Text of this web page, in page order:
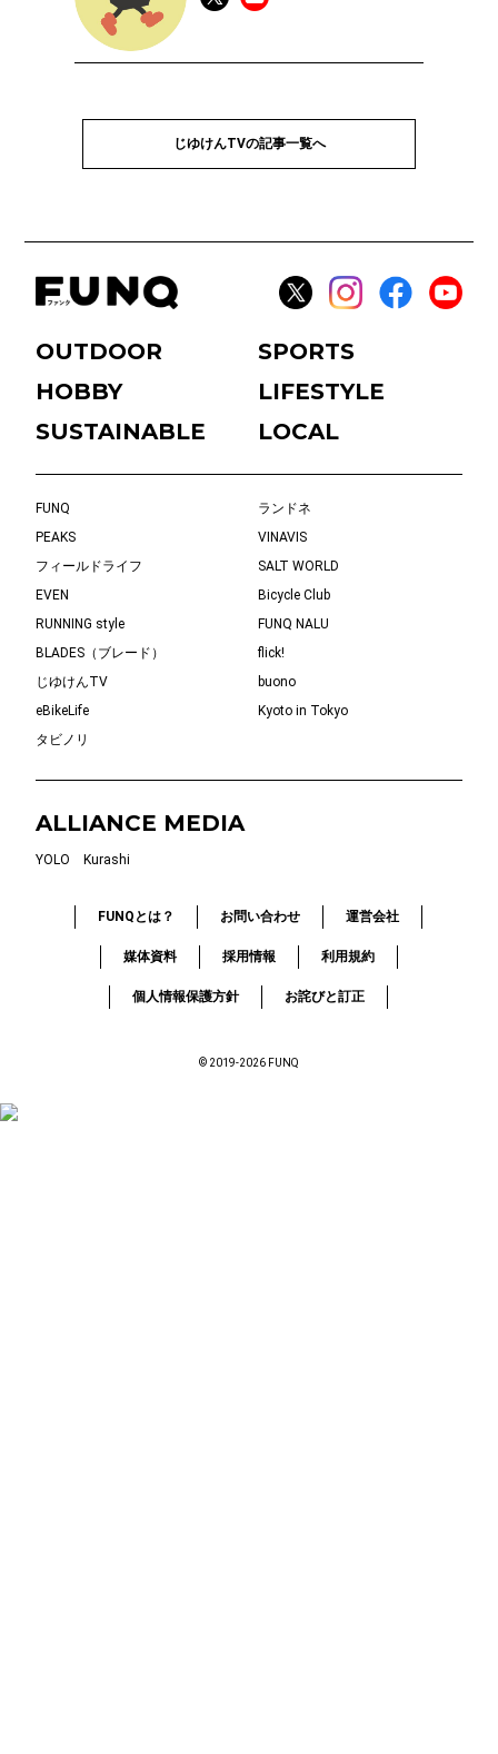
じゆけんTVの記事一覧へ
OUTDOOR
SPORTS
HOBBY
LIFESTYLE
SUSTAINABLE
LOCAL
FUNQ
ランドネ
PEAKS
VINAVIS
フィールドライフ
SALT WORLD
EVEN
Bicycle Club
RUNNING style
FUNQ NALU
BLADES（ブレード）
flick!
じゆけんTV
buono
eBikeLife
Kyoto in Tokyo
タビノリ
ALLIANCE MEDIA
YOLO Kurashi
FUNQとは？ お問い合わせ 運営会社
媒体資料 採用情報 利用規約
個人情報保護方針 お詫びと訂正
© 2019-2026 FUNQ